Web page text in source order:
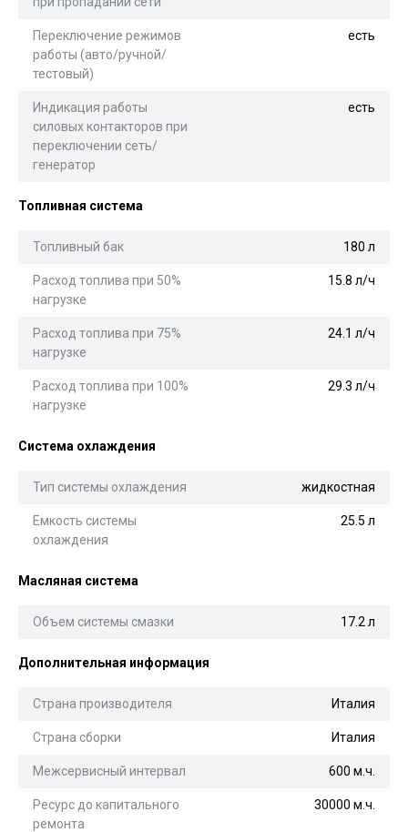
Переключение режимов
работы (авто/ручной/
тестовый)
есть
Индикация работы
силовых контакторов при
переключении сеть/
генератор
есть
Топливная система
Топливный бак 180 л
Расход топлива при 50%
нагрузке
15.8 л/ч
Расход топлива при 75%
нагрузке
24.1 л/ч
Расход топлива при 100%
нагрузке
29.3 л/ч
Система охлаждения
Тип системы охлаждения жидкостная
Емкость системы
охлаждения
25.5 л
Масляная система
Объем системы смазки 17.2 л
Дополнительная информация
Страна производителя Италия
Страна сборки Италия
Межсервисный интервал 600 м.ч.
Ресурс до капитального
ремонта
30000 м.ч.